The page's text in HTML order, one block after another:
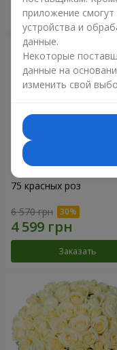
Заказать
75 красных роз
6 570 грн
Заказать
приложение
устройства и
данные.
Некоторые
данные на
изменить свой